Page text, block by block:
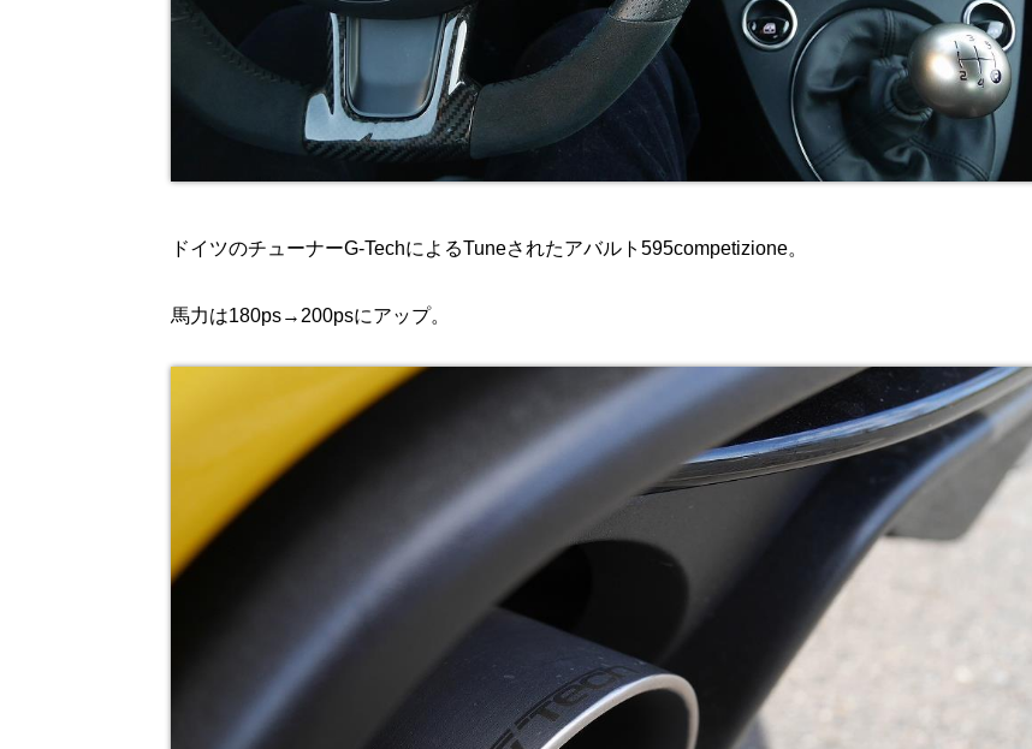
ドイツのチューナーG-TechによるTuneされたアバルト595competizione。
馬力は180ps→200psにアップ。